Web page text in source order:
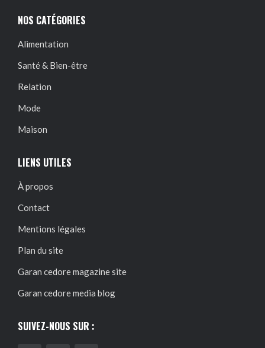
NOS CATÉGORIES
Alimentation
Santé & Bien-être
Relation
Mode
Maison
LIENS UTILES
À propos
Contact
Mentions légales
Plan du site
Garan cedore magazine site
Garan cedore media blog
SUIVEZ-NOUS SUR :